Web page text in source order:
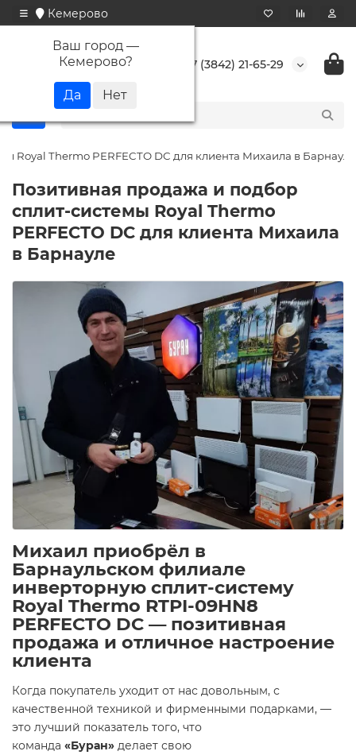
Кемерово
Ваш город —
Кемерово? +7 (3842) 21-65-29
Royal Thermo PERFECTO DC для клиента Михаила в Барнауле
Позитивная продажа и подбор
сплит-системы Royal Thermo
PERFECTO DC для клиента Михаила
в Барнауле
Михаил приобрёл в
Барнаульском филиале
инверторную сплит-систему
Royal Thermo RTPI-09HN8
PERFECTO DC — позитивная
продажа и отличное настроение
клиента
Когда покупатель уходит от нас довольным, с
качественной техникой и фирменными подарками, —
это лучший показатель того, что
команда «Буран» делает свою